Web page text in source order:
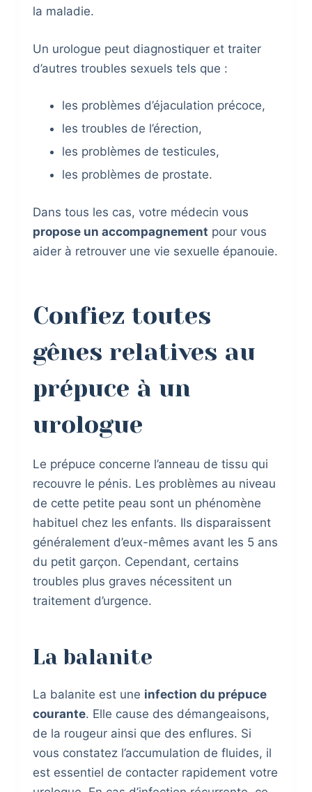
la maladie.
Un urologue peut diagnostiquer et traiter
d’autres troubles sexuels tels que :
les problèmes d’éjaculation précoce,
les troubles de l’érection,
les problèmes de testicules,
les problèmes de prostate.
Dans tous les cas, votre médecin vous
propose un accompagnement pour vous
aider à retrouver une vie sexuelle épanouie.
Confiez toutes
gênes relatives au
prépuce à un
urologue
Le prépuce concerne l’anneau de tissu qui
recouvre le pénis. Les problèmes au niveau
de cette petite peau sont un phénomène
habituel chez les enfants. Ils disparaissent
généralement d’eux-mêmes avant les 5 ans
du petit garçon. Cependant, certains
troubles plus graves nécessitent un
traitement d’urgence.
La balanite
La balanite est une infection du prépuce
courante. Elle cause des démangeaisons,
de la rougeur ainsi que des enflures. Si
vous constatez l’accumulation de fluides, il
est essentiel de contacter rapidement votre